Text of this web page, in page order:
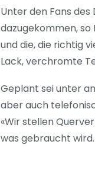
Unter den Fans
dazugekommen, so
und die, die richtig
Lack, verchromte
Geplant sei unter
aber auch
«Wir stellen
was gebraucht